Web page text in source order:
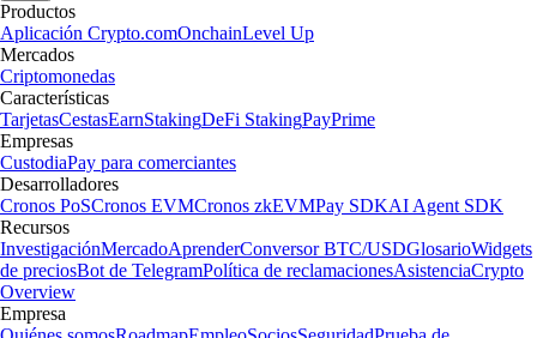
Productos
Aplicación Crypto.comOnchainLevel Up
Mercados
Criptomonedas
Características
TarjetasCestasEarnStakingDeFi StakingPayPrime
Empresas
CustodiaPay para comerciantes
Desarrolladores
Cronos PoSCronos EVMCronos zkEVMPay SDKAI Agent SDK
Recursos
InvestigaciónMercadoAprenderConversor BTC/USDGlosarioWidgets
de preciosBot de TelegramPolítica de reclamacionesAsistenciaCrypto
Overview
Empresa